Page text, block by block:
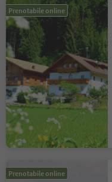
Prenotabile online
Prenotabile online